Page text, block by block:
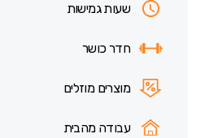
שעות גמישות
חדר כושר
מוצרים מוזלים
עבודה מהבית